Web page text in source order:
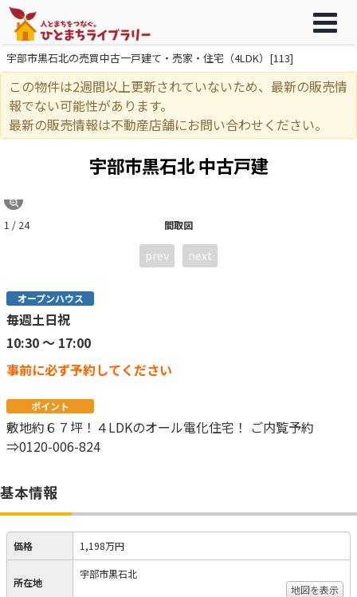
宇部市黒石北の売買中古一戸建て・売家・住宅（4LDK）[113]
この物件は2週間以上更新されていないため、最新の販売情
報でない可能性があります。
最新の販売情報は不動産店舗にお問い合わせください。
宇部市黒石北 中古戸建
間取図
1 / 24
prev next
オープンハウス
毎週土日祝
10:30 ～ 17:00
事前に必ず予約してください
ポイント
敷地約６７坪！４LDKのオール電化住宅！ ご内覧予約
⇒0120-006-824
基本情報
価格 1,198万円
所在地
宇部市黒石北
地図を表示